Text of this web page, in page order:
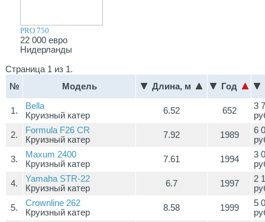
PRO 750
22 000 евро
Нидерланды
Страница 1 из 1.
№
Модель Длина, м Год
1.
Bella
Круизный катер
6.52 652
3
2.
Formula F26 CR
Круизный катер
7.92 1989
6
3.
Maxum 2400
Круизный катер
7.61 1994
3
4.
Yamaha STR-22
Круизный катер
6.7 1997
2
5.
Crownline 262
Круизный катер
8.58 1999
5